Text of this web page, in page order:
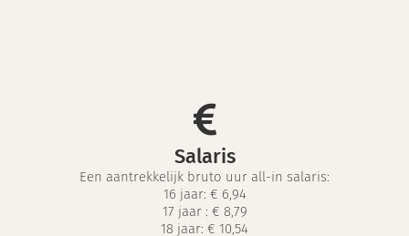
Salaris
Een aantrekkelijk bruto uur all-in salaris:
16 jaar: € 6,94
17 jaar : € 8,79
18 jaar: € 10,54